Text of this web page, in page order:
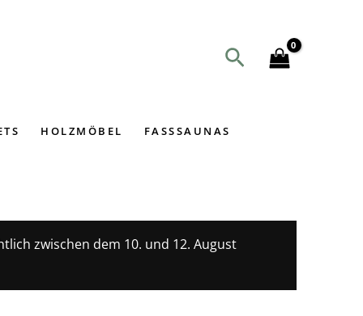
Suchen
HOLZMÖBEL FASSSAUNAS
zwischen dem 10. und 12. August